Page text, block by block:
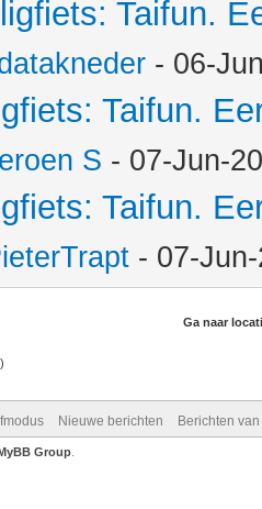
Taifun.
- 06-
Taifun.
S - 07-Jun-
Taifun.
- 07-
Ga naar
Nieuwe berichten Berichten
Group